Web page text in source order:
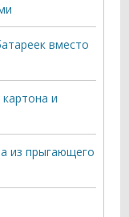
вместо
и
из прыгающего